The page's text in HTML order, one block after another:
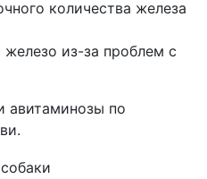
количества железа
из-за проблем с
авитаминозы по